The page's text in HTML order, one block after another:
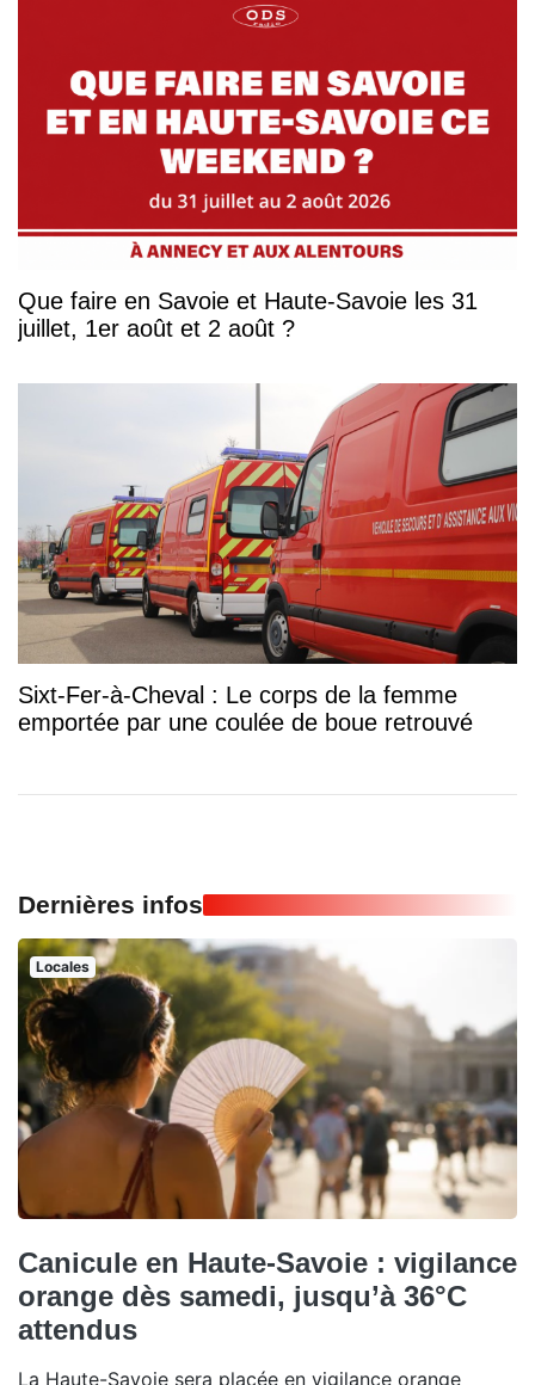
Que faire en Savoie et Haute-Savoie les 31
juillet, 1er août et 2 août ?
Sixt-Fer-à-Cheval : Le corps de la femme
emportée par une coulée de boue retrouvé
Dernières infos
Locales
Canicule en Haute-Savoie : vigilance
orange dès samedi, jusqu’à 36°C
attendus
La Haute-Savoie sera placée en vigilance orange